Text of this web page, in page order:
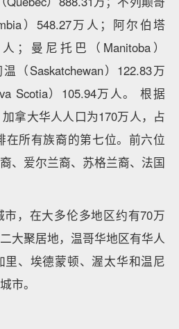
）548.27万人；阿尔伯塔
；曼尼托巴（Manitoba）
（Saskatchewan）122.83万
Scotia）105.94万人。 根据
拿大华人人口为170万人，占
在所有族裔的第七位。前六位
、爱尔兰裔、苏格兰裔、法国
，在大多伦多地区约有70万
大聚居地，温哥华地区有华人
、埃德蒙顿、渥太华和温尼
市。